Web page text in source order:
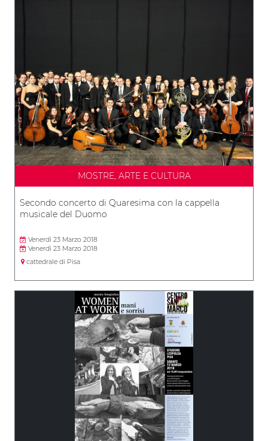
MOSTRE, ARTE E CULTURA
Secondo concerto di Quaresima con la cappella
musicale del Duomo
Venerdì 23 Marzo 2018
Venerdì 23 Marzo 2018
cattedrale di Pisa